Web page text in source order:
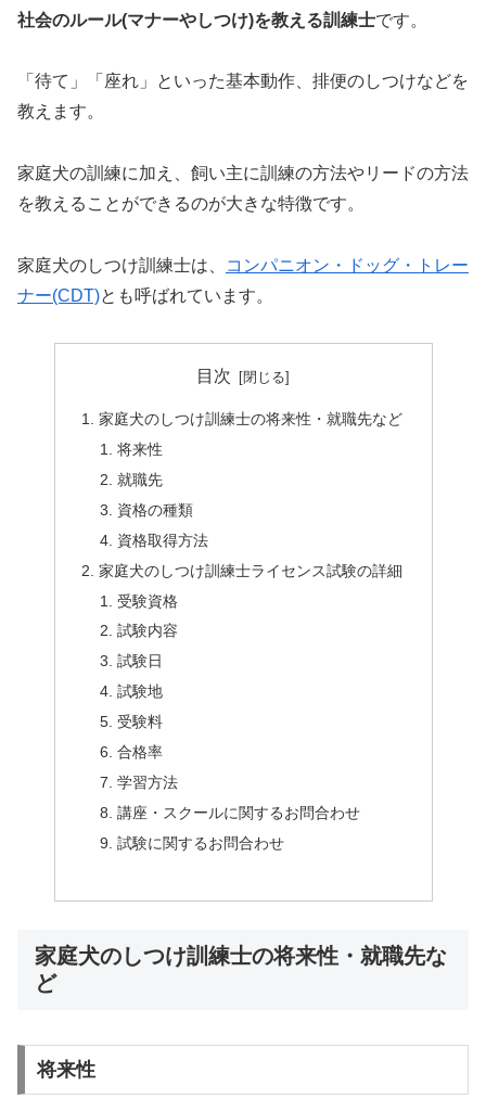
社会のルール(マナーやしつけ)を教える訓練士です。
「待て」「座れ」といった基本動作、排便のしつけなどを
教えます。
家庭犬の訓練に加え、飼い主に訓練の方法やリードの方法
を教えることができるのが大きな特徴です。
家庭犬のしつけ訓練士は、
コンパニオン・ドッグ・トレー
ナー(CDT)とも呼ばれています。
目次
家庭犬のしつけ訓練士の将来性・就職先など
将来性
就職先
資格の種類
資格取得方法
家庭犬のしつけ訓練士ライセンス試験の詳細
受験資格
試験内容
試験日
試験地
受験料
合格率
学習方法
講座・スクールに関するお問合わせ
試験に関するお問合わせ
家庭犬のしつけ訓練士の将来性・就職先な
ど
将来性